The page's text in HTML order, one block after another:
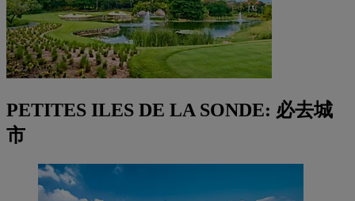
PETITES ILES DE LA SONDE: 必去城
市